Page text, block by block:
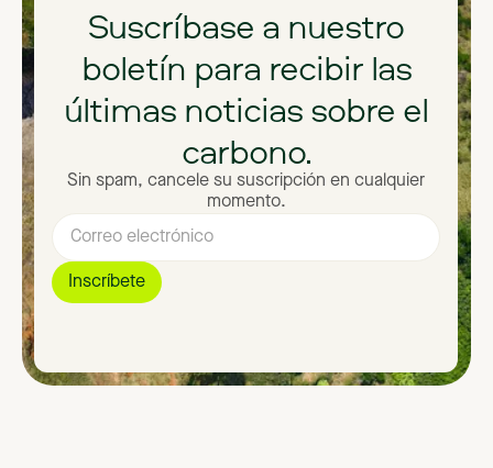
Suscríbase a nuestro
boletín para recibir las
últimas noticiassobre el
carbono.
Sin spam, cancele su suscripción en cualquier
momento.